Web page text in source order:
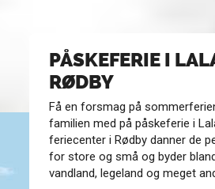
PÅSKEFERIE I
RØDBY
Få en forsmag på
familien med på påskeferie i
feriecenter i Rødby danner de
for store og små og byder
vandland, legeland og meget